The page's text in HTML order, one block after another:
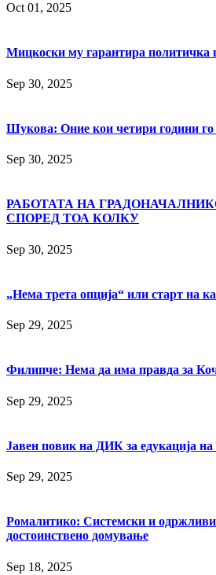
Oct 01, 2025
Мицкоски му гарантира политичка
Sep 30, 2025
Шукова: Оние кои четири години
Sep 30, 2025
РАБОТАТА НА
СПОРЕД ТОА КОЛКУ
Sep 30, 2025
„Нема трета опција“ или старт на
Sep 29, 2025
Филипче: Нема да има правда за
Sep 29, 2025
Јавен повик на ДИК за едукација
Sep 29, 2025
Ромалитико: Системски и одржливи
достоинствено домување
Sep 18, 2025